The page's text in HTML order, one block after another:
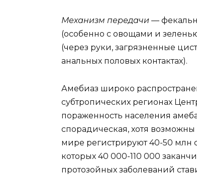
Механизм передачи —
(особенно с овощами и
(через руки, загрязненные
анальных половых контактах).
Амебиаз широко
субтропических регионах
пораженность населения
спорадическая, хотя
мире регистрируют 40-50 млн
которых 40 000-110 000
протозойных заболеваний